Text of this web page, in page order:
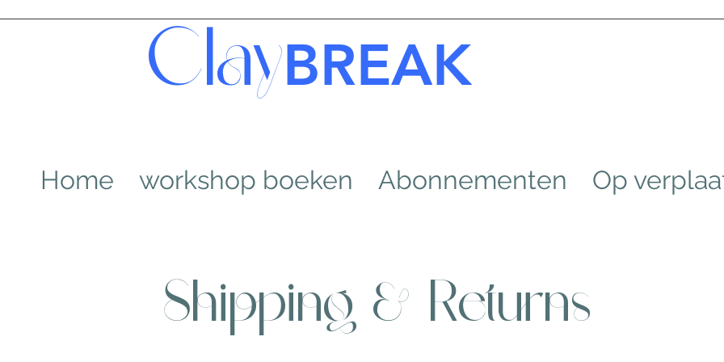
ClayBREAK
Home workshop boeken Abonnementen Op
Shipping & Returns